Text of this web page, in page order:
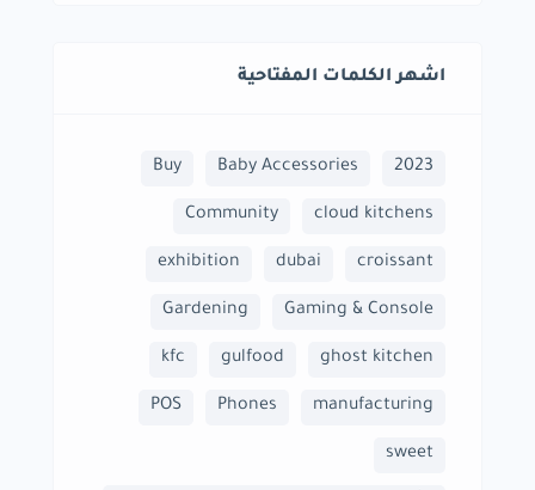
اشهر الكلمات المفتاحية
2023
Baby Accessories
Buy
cloud kitchens
Community
croissant
dubai
exhibition
Gaming & Console
Gardening
ghost kitchen
gulfood
kfc
manufacturing
Phones
POS
sweet